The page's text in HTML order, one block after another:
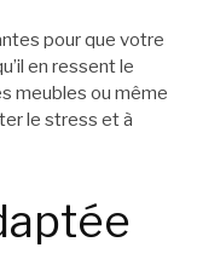
pour que votre
en ressent le
meubles ou même
le stress et à